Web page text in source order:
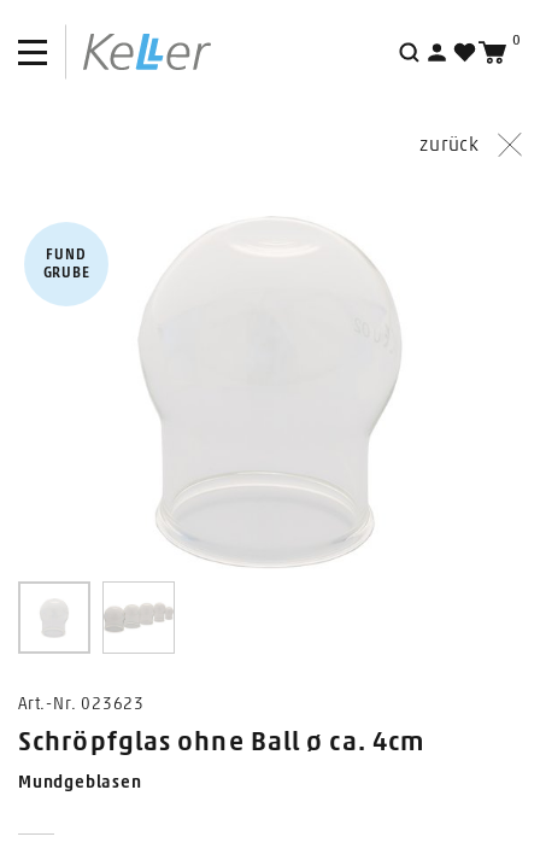
Suche
0
zurück
FUND​
GRUBE
0
Art.-Nr. 023623
Schröpfglas ohne Ball ø ca. 4cm
Mundgeblasen